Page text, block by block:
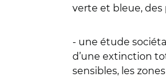
verte et bleue, des
- une étude
d’une extinction
sensibles, les